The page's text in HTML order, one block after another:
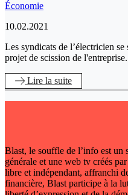
Économie
10.02.2021
Les syndicats de l’électricien
projet de scission de
Lire la suite
Blast, le souffle de l’info est un
générale et une web tv créés
libre et indépendant, affranchi
financière, Blast participe à la